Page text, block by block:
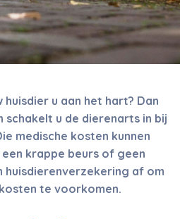
huisdier u aan het hart? Dan
u de dierenarts in bij
medische kosten kunnen
krappe beurs of geen
huisdierenverzekering af om
te voorkomen.